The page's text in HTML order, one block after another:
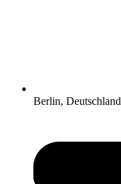
Berlin, Deutschland